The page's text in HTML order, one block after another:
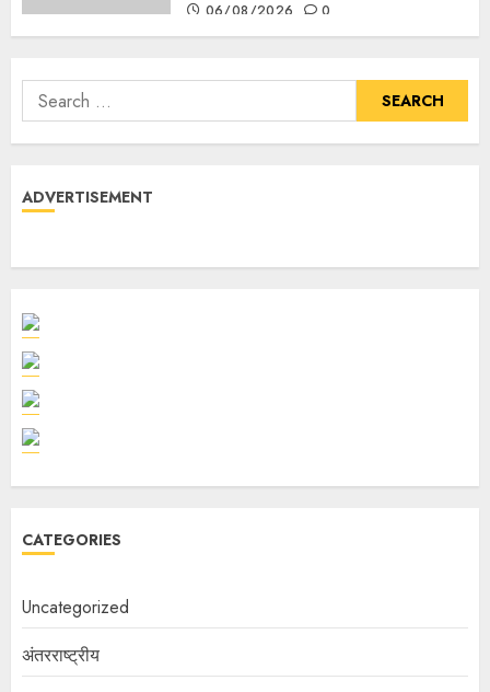
06/08/2026
0
ADVERTISEMENT
CATEGORIES
Uncategorized
अंतरराष्ट्रीय